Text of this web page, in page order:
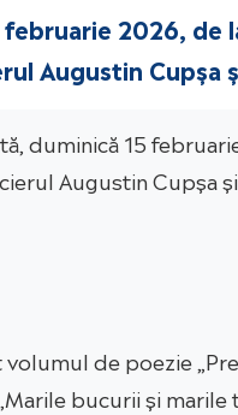
2026, de
Augustin Cupșa
duminică 15
Augustin Cupșa
de poezie
bucurii și